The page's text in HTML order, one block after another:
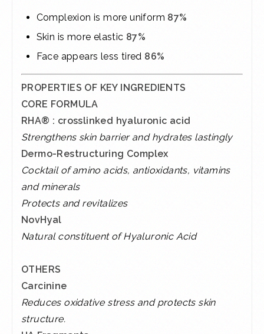
Complexion is more uniform 87%
Skin is more elastic 87%
Face appears less tired 86%
PROPERTIES OF KEY INGREDIENTS
CORE FORMULA
RHA® : crosslinked hyaluronic acid
Strengthens skin barrier and hydrates lastingly
Dermo-Restructuring Complex
Cocktail of amino acids, antioxidants, vitamins
and minerals
Protects and revitalizes
NovHyal
Natural constituent of Hyaluronic Acid
OTHERS
Carcinine
Reduces oxidative stress and protects skin
structure.